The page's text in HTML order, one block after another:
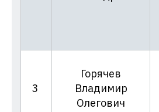
3
Горячев
Владимир
Олегович